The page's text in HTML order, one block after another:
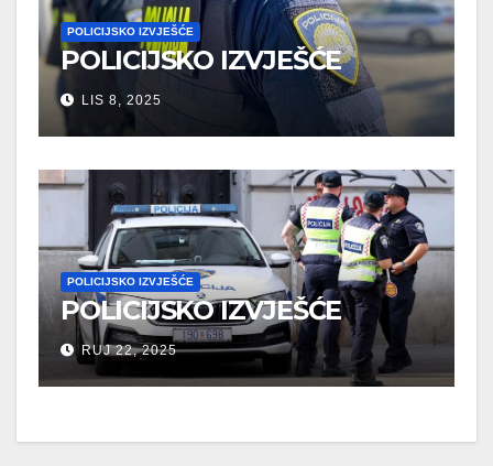
POLICIJSKO IZVJEŠĆE
POLICIJSKO IZVJEŠĆE
LIS 8, 2025
POLICIJSKO IZVJEŠĆE
POLICIJSKO IZVJEŠĆE
RUJ 22, 2025